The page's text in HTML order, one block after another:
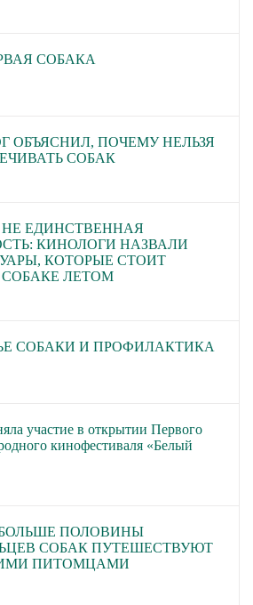
СОБАКА
ОБЪЯСНИЛ, ПОЧЕМУ НЕЛЬЗЯ
СОБАК
ЕДИНСТВЕННАЯ
КИНОЛОГИ НАЗВАЛИ
КОТОРЫЕ СТОИТ
ЛЕТОМ
СОБАКИ И ПРОФИЛАКТИКА
участие в открытии Первого
кинофестиваля «Белый
ПОЛОВИНЫ
СОБАК ПУТЕШЕСТВУЮТ
ПИТОМЦАМИ